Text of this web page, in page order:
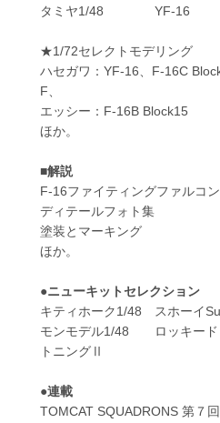
タミヤ1/48 YF-16
★1/72セレクトモデリング
ハセガワ：YF-16、F-16C
F、
エッシー：F-16B Block15
ほか。
■解説
F-16ファイティングファルコ
ディテールフォト集
塗装とマーキング
ほか。
●ニューキットセレクション
キティホーク1/48 スホーイ
モンモデル1/48 ロッキード
トニングⅡ
●連載
TOMCAT SQUADRONS 第７